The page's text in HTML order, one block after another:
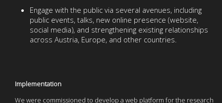
Engage with the public via several avenues, including
public events, talks, new online presence (website,
social media), and strengthening existing relationships
across Austria, Europe, and other countries.
Implementation
We were commissioned to develop a web platform for the research